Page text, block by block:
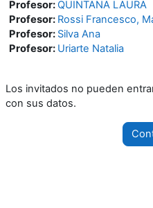
Profesor:QUINTANA LAURA
Profesor: Rossi Francesco,
Profesor: Silva Ana
Profesor: Uriarte Natalia
Los invitados no pueden
con sus datos.